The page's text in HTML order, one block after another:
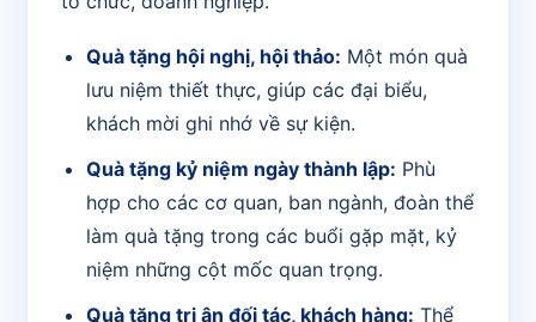
Quà tặng hội nghị, hội thảo: Một món quà
lưu niệm thiết thực, giúp các đại biểu,
khách mời ghi nhớ về sự kiện.
Quà tặng kỷ niệm ngày thành lập: Phù
hợp cho các cơ quan, ban ngành, đoàn thể
làm quà tặng trong các buổi gặp mặt, kỷ
niệm những cột mốc quan trọng.
Quà tặng tri ân đối tác, khách hàng: Thể